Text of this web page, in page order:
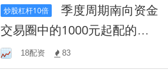
炒股杠杆10倍
季度周期南向资金
交易圈中的1000元起配的期
货配资公司策略适
18配资 83